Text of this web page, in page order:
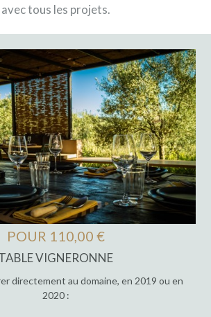
avec tous les projets.
POUR 110,00 €
VIGNERONNE
directement au domaine, en 2019 ou en
2020 :